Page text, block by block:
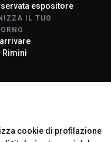
cookie di profilazione
espositore
IL TUO
Rimini